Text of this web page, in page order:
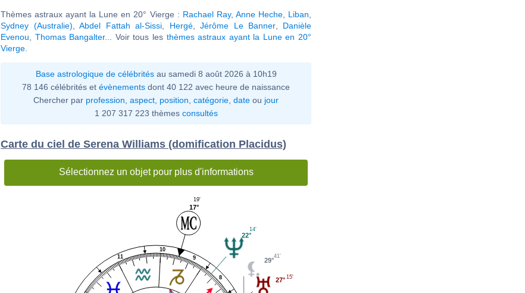
Thèmes astraux ayant la Lune en 20° Vierge : Rachael Ray, Anne Heche, Liban
Sydney (Australie) ,Abdel Fattah al-Sissi Hergé,Jérôme Le Banner, Danièle
Evenou
Thomas Bangalter... Voir tous les thèmes astraux ayant la Lune en 20°
Vierge
Base astrologique de célébritésau samedi 8 août 2026 à 10h19
78 146 célébrités et évènements dont 40 122 avec heure de naissance
Chercher par profession aspect position catégorie date ou jour
1 207 317 223 thèmes consultés
Carte du ciel de Serena Williams (domification Placidus)
Sélectionnez un objet pour plus d'informations
8
9
10
11
27° 15'
29°
41'
22°
14'
17°
19'